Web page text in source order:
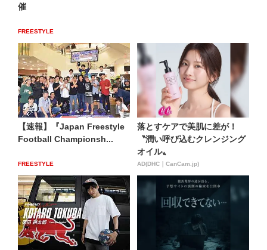
催
FREESTYLE
【速報】『Japan Freestyle
Football Championsh...
FREESTYLE
落とすケアで美肌に差が！
〝潤い呼び込むクレンジング
オイル〟
AD(DHC｜CanCam.jp)